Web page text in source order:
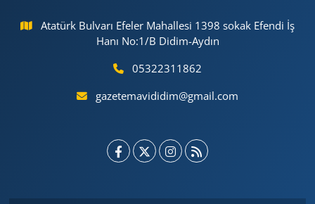
Atatürk Bulvarı Efeler Mahallesi 1398 sokak Efendi İş
Hanı No:1/B Didim-Aydın
05322311862
gazetemavididim@gmail.com